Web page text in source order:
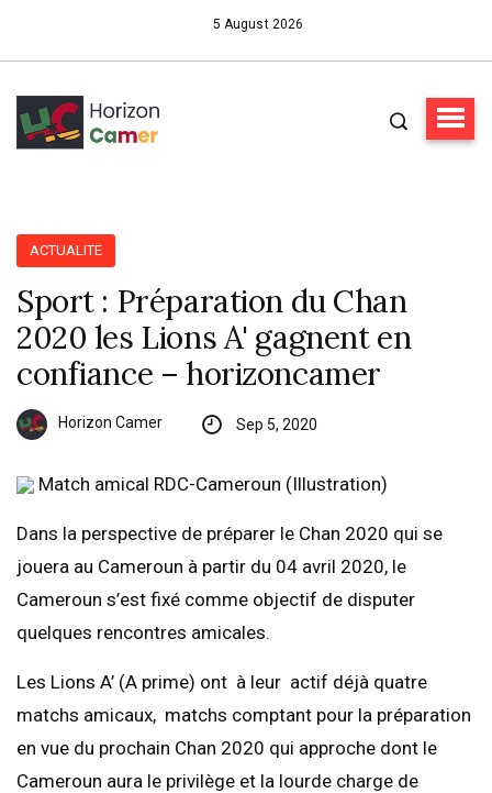
5 August 2026
ACTUALITE
Sport : Préparation du Chan
2020 les Lions A' gagnent en
confiance – horizoncamer
Horizon Camer Sep 5, 2020
Match amical RDC-Cameroun (Illustration)
Dans la perspective de préparer le Chan 2020 qui se
jouera au Cameroun à partir du 04 avril 2020, le
Cameroun s’est fixé comme objectif de disputer
quelques rencontres amicales.
Les Lions A’ (A prime) ont à leur actif déjà quatre
matchs amicaux, matchs comptant pour la préparation
en vue du prochain Chan 2020 qui approche dont le
Cameroun aura le privilège et la lourde charge de